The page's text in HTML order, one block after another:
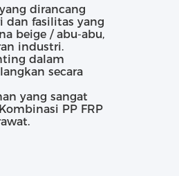
dirancang
dan fasilitas yang
beige / abu-abu,
industri.
dalam
secara
yang sangat
PP FRP